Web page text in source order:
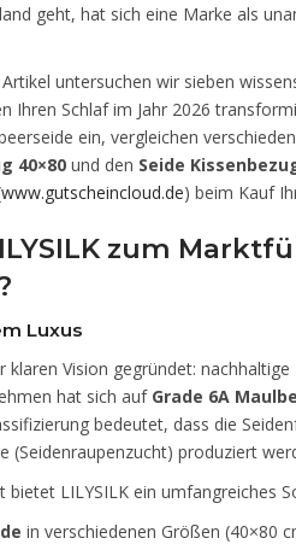
geht, hat sich eine Marke als
untersuchen wir sieben
Ihren Schlaf im Jahr 2026
ein, vergleichen
40×80 und den Seide
www.gutscheincloud.de) beim Kauf
zum
Luxus
klaren Vision gegründet:
hat sich auf Grade 6A
bedeutet, dass die
(Seidenraupenzucht) produziert
bietet LILYSILK ein umfangreiches
in verschiedenen Größen (40×80